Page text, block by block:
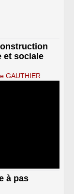
et sociale
GAUTHIER
à pas